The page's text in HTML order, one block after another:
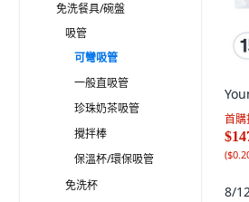
免洗餐具/碗盤
吸管
可彎吸管
一般直吸管
珍珠奶茶吸管
攪拌棒
保溫杯/環保吸管
免洗杯
首購
(
8/